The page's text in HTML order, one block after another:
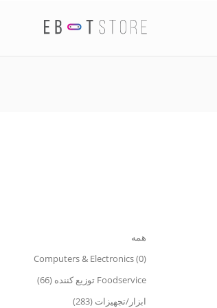
همه
Computers & Electronics (0)
Foodservice توزیع کننده (66)
ابزار/تجهیزات (283)